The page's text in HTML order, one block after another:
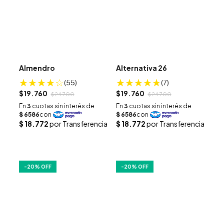
Almendro
(55)
$19.760 $24.700
Alternativa 26
(7)
$19.760 $24.700
-20% OFF -20% OFF